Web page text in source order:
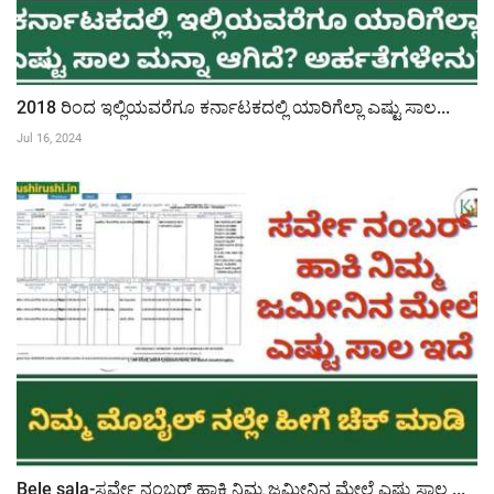
2018 ರಿಂದ ಇಲ್ಲಿಯವರೆಗೂ ಕರ್ನಾಟಕದಲ್ಲಿ ಯಾರಿಗೆಲ್ಲಾ ಎಷ್ಟು ಸಾಲ...
Jul 16, 2024
Bele sala-ಸರ್ವೇ ನಂಬರ್ ಹಾಕಿ ನಿಮ್ಮ ಜಮೀನಿನ ಮೇಲೆ ಎಷ್ಟು ಸಾಲ ...